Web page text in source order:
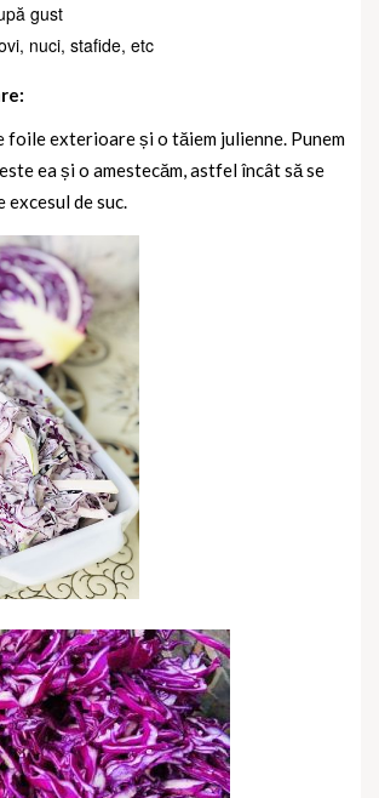
gust
nuci, stafide, etc
foile exterioare și o tăiem julienne. Punem
ea și o amestecăm, astfel încât să se
excesul de suc.